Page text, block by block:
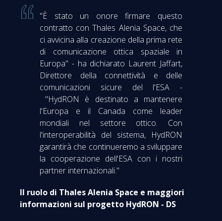
"È stato un onore firmare questo
contratto con Thales Alenia Space, che
ci avvicina alla creazione della prima rete
di comunicazione ottica spaziale in
Europa" - ha dichiarato Laurent Jaffart,
Direttore della connettività e delle
comunicazioni sicure del l'ESA -
"HydRON è destinato a mantenere
l'Europa e il Canada come leader
mondiali nel settore ottico. Con
l'interoperabilità del sistema, HydRON
garantirà che continueremo a sviluppare
la cooperazione dell'ESA con i nostri
partner internazionali."
Il ruolo di Thales Alenia Space e maggiori
informazioni sul progetto HydRON - DS